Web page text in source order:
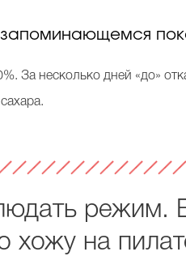
За несколько дней «до»
режим.
хожу на